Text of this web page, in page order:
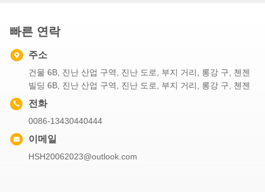
빠른 연락
주소
건물 6B, 진난 산업 구역, 진난 도로, 부지 거리, 롱강 구, 첸젠
빌딩 6B, 진난 산업 구역, 진난 도로, 부지 거리, 롱강 구, 첸젠
전화
0086-13430440444
이메일
HSH20062023@outlook.com